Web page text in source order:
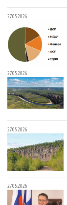
27.05.2026
27.05.2026
27.05.2026
27.05.2026